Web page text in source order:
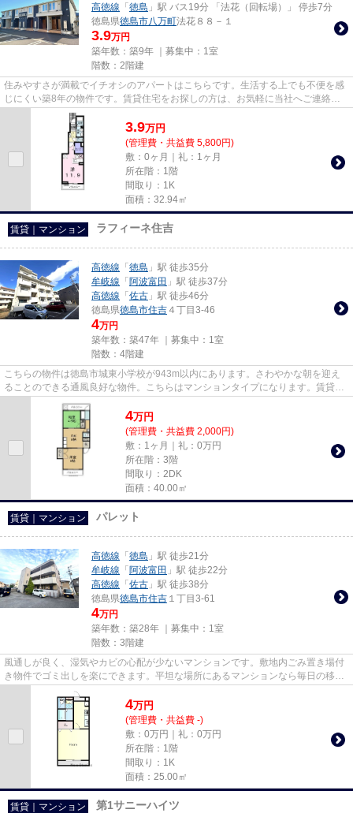
高徳線 「 徳島 」駅 バス19分 「法花（回転場）」 停歩7分
徳島県徳島市八万町法花８８－１
3.9万円
築年数：築9年 ｜募集中： 1室
階数：2階建
住みやすさが満載でイチオシのアパートはこちらです。生活する上でも不便を感
じにくい築8年の物件です。賃貸住宅をお探しの方は、お気軽に当社へご連絡下
さい。当社は、お客様のご希望...
3.9万円
(管理費・共益費 5,800円)
敷：0ヶ月｜礼：1ヶ月
所在階：1階
間取り：1K
面積：32.94㎡
賃貸｜マンション ラフィーネ住吉
高徳線 「 徳島 」駅 徒歩35分
牟岐線 「 阿波富田 」駅 徒歩37分
高徳線 「 佐古 」駅 徒歩46分
徳島県徳島市住吉 ４丁目3-46
4万円
築年数：築47年 ｜募集中： 1室
階数：4階建
こちらの物件は徳島市城東小学校が943m以内にあります。さわやかな朝を迎え
ることのできる通風良好な物件。こちらはマンションタイプになります。賃貸物
件を探すなら、地域に密着した...
4万円
(管理費・共益費 2,000円)
敷：1ヶ月｜礼：0万円
所在階：3階
間取り：2DK
面積：40.00㎡
賃貸｜マンション パレット
高徳線 「 徳島 」駅 徒歩21分
牟岐線 「 阿波富田 」駅 徒歩22分
高徳線 「 佐古 」駅 徒歩38分
徳島県徳島市住吉 １丁目3-61
4万円
築年数：築28年 ｜募集中： 1室
階数：3階建
風通しが良く、湿気やカビの心配が少ないマンションです。敷地内ごみ置き場付
き物件でゴミ出しを楽にできます。平坦な場所にあるマンションなら毎日の移動
も快適です。マンションの周...
4万円
(管理費・共益費 -)
敷：0万円｜礼：0万円
所在階：1階
間取り：1K
面積：25.00㎡
賃貸｜マンション 第1サニーハイツ